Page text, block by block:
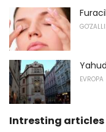
EVROPA
Intresting articles